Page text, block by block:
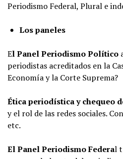
Periodismo Federal, Plural e
Los paneles
El Panel Periodismo Político
periodistas acreditados en la
Economía y la Corte Suprema?
Ética periodística y chequeo
y el rol de las redes sociales.
etc.
El Panel Periodismo Federal